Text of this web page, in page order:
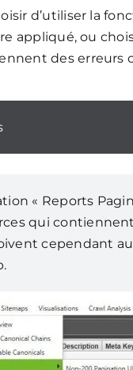
d’utiliser la
appliqué, ou
des erreurs
« Reports
qui
cependant